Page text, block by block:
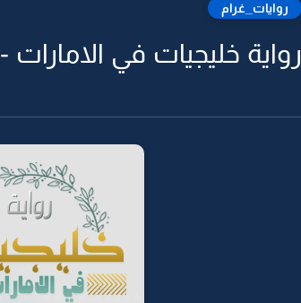
روايات_غرام
رواية خليجيات في الامارات -22